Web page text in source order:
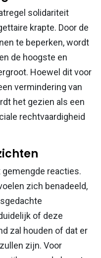
solidariteit
krapte. Door de
te beperken, wordt
de hoogste en
Hoewel dit voor
vermindering van
het gezien als een
rechtvaardigheid
reacties.
zich benadeeld,
of deze
zal houden of dat er
zijn. Voor